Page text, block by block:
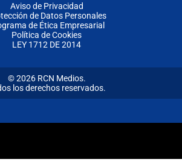
Aviso de Privacidad
de Datos Personales
de Ética Empresarial
Política de Cookies
LEY 1712 DE 2014
© 2026 RCN Medios.
los derechos reservados.